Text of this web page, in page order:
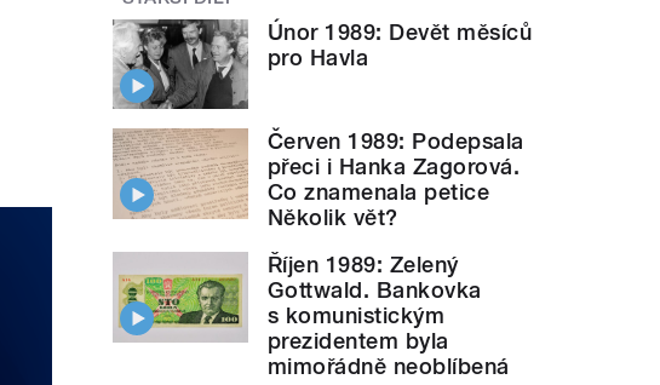
Únor 1989: Devět měsíců
pro Havla
Červen 1989: Podepsala
přeci i Hanka Zagorová.
Co znamenala petice
Několik vět?
Říjen 1989: Zelený
Gottwald. Bankovka
s komunistickým
prezidentem byla
mimořádně neoblíbená